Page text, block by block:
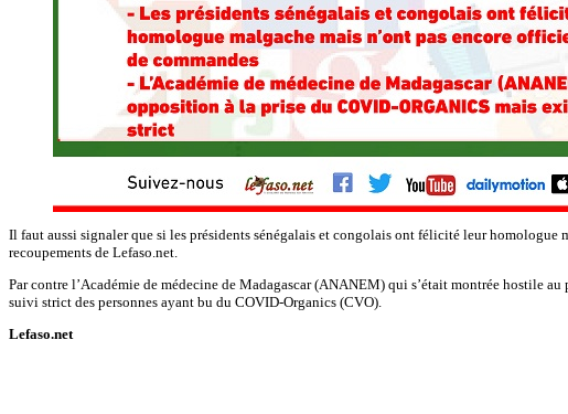
Il faut aussi signaler que si les présidents sénégalais et congolais ont félicité leur
recoupements de Lefaso.net.
Par contre l’Académie de médecine de Madagascar (ANANEM) qui s’était montrée hostile
suivi strict des personnes ayant bu du COVID-Organics (CVO).
Lefaso.net